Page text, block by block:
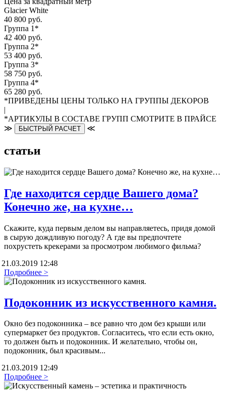
Glacier White
40 800 руб.
Группа 1*
42 400 руб.
Группа 2*
53 400 руб.
Группа 3*
58 750 руб.
Группа 4*
65 280 руб.
*ПРИВЕДЕНЫ ЦЕНЫ ТОЛЬКО НА ГРУППЫ ДЕКОРОВ
|
*АРТИКУЛЫ В СОСТАВЕ ГРУПП СМОТРИТЕ В ПРАЙСЕ
≫
БЫСТРЫЙ РАСЧЕТ ≪
статьи
Где находится сердце Вашего дома?
Конечно же, на кухне…
Скажите, куда первым делом вы направляетесь, придя домой
в сырую дождливую погоду? А где вы предпочтете
похрустеть крекерами за просмотром любимого фильма?
21.03.2019 12:48
Подробнее >
Подоконник из искусственного камня.
Окно без подоконника – все равно что дом без крыши или
супермаркет без продуктов. Согласитесь, что если есть окно,
то должен быть и подоконник. И желательно, чтобы он,
подоконник, был красивым...
21.03.2019 12:49
Подробнее >